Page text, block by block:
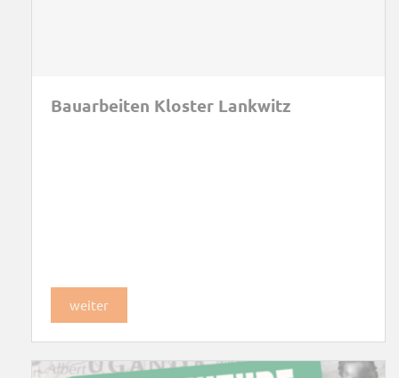
Bauarbeiten Kloster Lankwitz
weiter